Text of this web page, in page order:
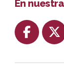
En